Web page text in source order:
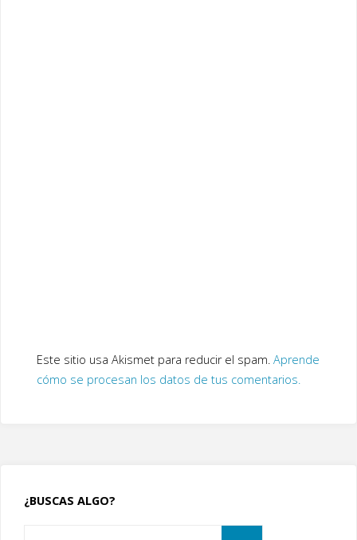
Este sitio usa Akismet para reducir el spam. Aprende
cómo se procesan los datos de tus comentarios.
¿BUSCAS ALGO?